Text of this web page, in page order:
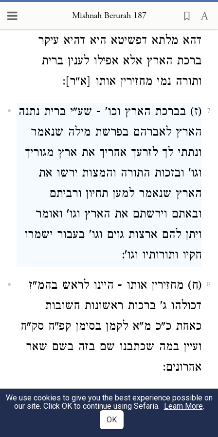
Mishnah Berurah 187
ורחבה דמחזירין אותו כדאיתא בש"ס
דהא מלתא דפשיטא היא דהיא עיקר
ברכת הארץ אלא אפילו לענין ברית
ותורה נמי מחזירין אותו [א"ר]:
7
(ז) בברכת הארץ וכו' - שע"י ברית נתנה
הארץ לאברהם בפרשת מילה שנאמר
ונתתי לך לזרעך אחריך את ארץ מגוריך
וגו' ובזכות התורה והמצות ירשו את
הארץ שנאמר למען תחיון ורביתם
ובאתם וירשתם את הארץ וגו' ואומר
ויתן להם ארצות גוים וגו' בעבור ישמרו
חקיו ותורותיו וגו':
8
(ח) מחזירין אותו - היינו לראש בהמ"ז
דכולהו ג' ברכות ראשונות חשובות
כאחת כ"כ מ"א לקמן בסימן קפ"ח סק"ח
ועיין במה שכתבנו שם בזה בשם שאר
אחרונים:
9
(ט) דנשים לאו וכו' - באמת לאו בני
תורה נינהו ג"כ והא דחלקינהו לשתים
We use cookies to give you the best experience possible on
our site. Click OK to continue using Sefaria. Learn More.
OK